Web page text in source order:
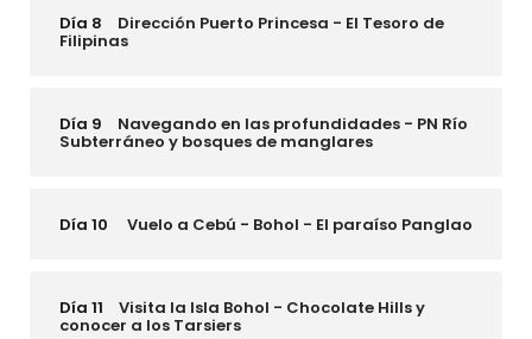
Día 8 Dirección Puerto Princesa - El Tesoro de
Filipinas
Día 9 Navegando en las profundidades - PN Río
Subterráneo y bosques de manglares
Día 10 Vuelo a Cebú - Bohol - El paraíso Panglao
Día 11 Visita la Isla Bohol - Chocolate Hills y
conocer a los Tarsiers